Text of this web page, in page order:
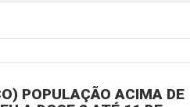
POPULAÇÃO ACIMA DE